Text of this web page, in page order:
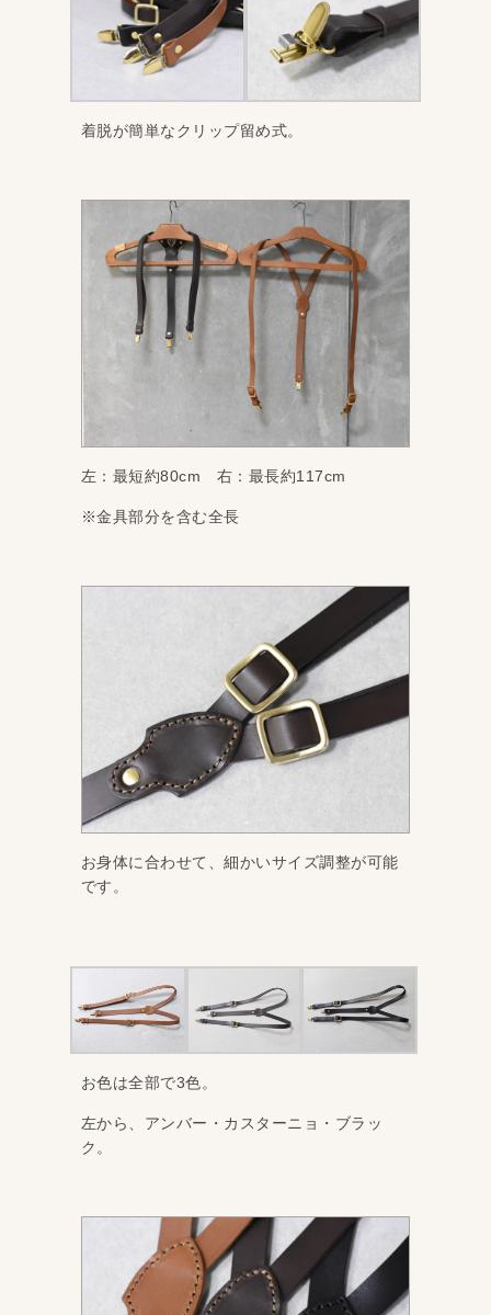
着脱が簡単なクリップ留め式。
左：最短約80cm 右：最長約117cm
※金具部分を含む全長
お身体に合わせて、細かいサイズ調整が可能
です。
お色は全部で3色。
左から、アンバー・カスターニョ・ブラッ
ク。